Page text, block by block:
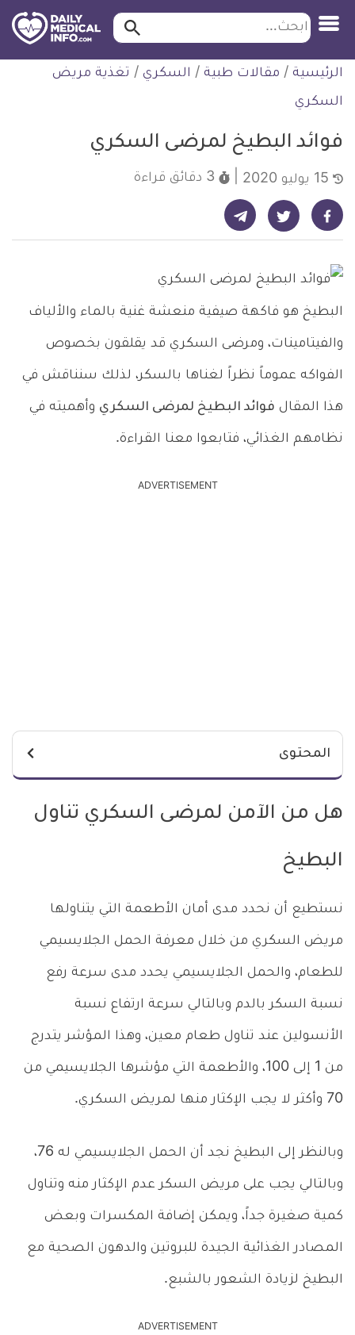
التخطي
للمحتوى
طبية
ابحث ابحث…
الرئيسية / مقالات طبية / السكري / تغذية مريض
السكري
فوائد البطيخ لمرضى السكري
3 دقائق قراءة
شارك على فيسبوك - ديلي ميديكال انفو شارك على تويتر - ديلي ميديكال انفو شارك على تيليجرام - ديلي ميديكال انفو
البطيخ هو فاكهة صيفية منعشة غنية بالماء والألياف
والفيتامينات، ومرضى السكري قد يقلقون بخصوص
الفواكه عموماً نظراً لغناها بالسكر، لذلك سنناقش في
هذا المقال فوائد البطيخ لمرضى السكري وأهميته في
نظامهم الغذائي، فتابعوا معنا القراءة.
ADVERTISEMENT
المحتوى
هل من الآمن لمرضى السكري تناول
البطيخ
نستطيع أن نحدد مدى أمان الأطعمة التي يتناولها
مريض السكري من خلال معرفة الحمل الجلايسيمي
للطعام، والحمل الجلايسيمي يحدد مدى سرعة رفع
نسبة السكر بالدم وبالتالي سرعة ارتفاع نسبة
الأنسولين عند تناول طعام معين، وهذا المؤشر يتدرج
من 1 إلى 100، والأطعمة التي مؤشرها الجلايسيمي من
70 وأكثر لا يجب الإكثار منها لمريض السكري.
وبالنظر إلى البطيخ نجد أن الحمل الجلايسيمي له 76،
وبالتالي يجب على مريض السكر عدم الإكثار منه وتناول
كمية صغيرة جداً، ويمكن إضافة المكسرات وبعض
المصادر الغذائية الجيدة للبروتين والدهون الصحية مع
البطيخ لزيادة الشعور بالشبع.
ADVERTISEMENT